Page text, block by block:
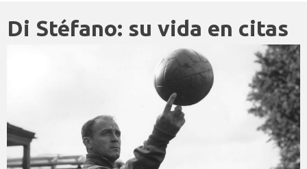
Di Stéfano: su vida en citas